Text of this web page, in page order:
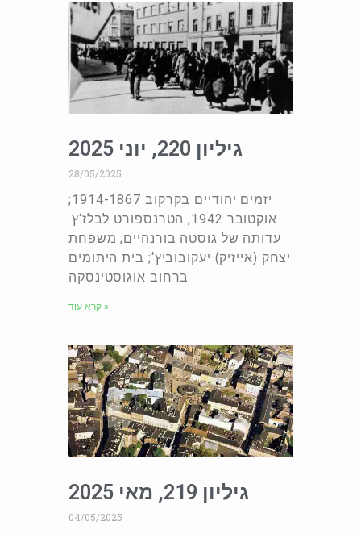
גיליון 220, יוני 2025
28/05/2025
יזמים יהודיים בקרקוב 1914-1867;
אוקטובר 1942, הטרנספורט לבלז‘ץ.
עדותה של גוסטה בורנהיים; משפחת
יצחק (אייזיק) יעקובוביץ‘; בית היתומים
ברחוב אוגוסטינסקה
קרא עוד »
גיליון 219, מאי 2025
04/05/2025